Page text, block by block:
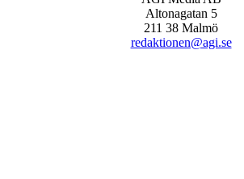
Altonagatan 5
211 38 Malmö
redaktionen@agi.se